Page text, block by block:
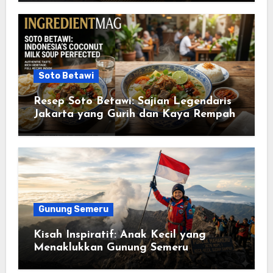
Soto Betawi
Resep Soto Betawi: Sajian Legendaris
Jakarta yang Gurih dan Kaya Rempah
Gunung Semeru
Kisah Inspiratif: Anak Kecil yang
Menaklukkan Gunung Semeru